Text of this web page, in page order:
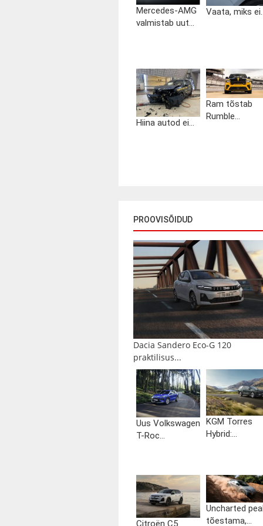
Mercedes-AMG
valmistab uut...
Vaata, miks
Hiina autod ei...
Ram tõstab
Rumble...
PROOVISÕIDUD
Dacia Sandero Eco-G 120
praktilisus...
Uus Volkswagen
T-Roc...
KGM Torres
Hybrid:...
Citroën C5
Uncharted
tõestama,...